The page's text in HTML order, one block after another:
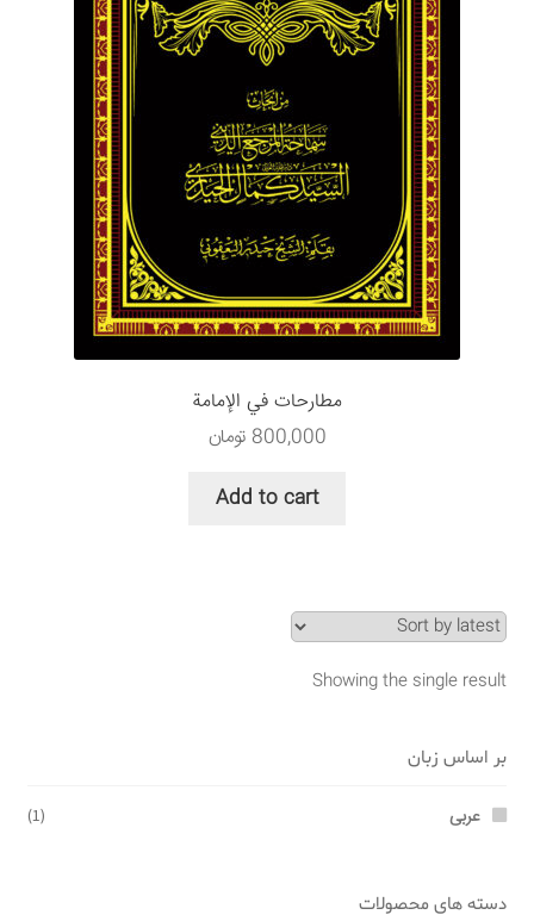
تماس با ما
ثبت شکایات
حساب کاربری من
سبد خرید
قوانین و مقررات
مطارحات في الإمامة
800,000 تومان
Add to cart
Showing the single result
بر اساس زبان
عربی (1)
دسته های محصولات